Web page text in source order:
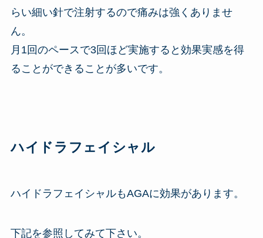
らい細い針で注射するので痛みは強くありませ
ん。
月1回のペースで3回ほど実施すると効果実感を得
ることができることが多いです。
ハイドラフェイシャル
ハイドラフェイシャルもAGAに効果があります。
下記を参照してみて下さい。